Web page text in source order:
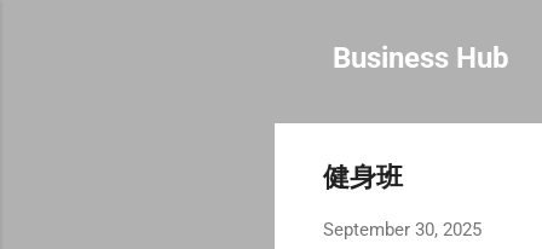
Business Hub
健身班
September 30, 2025